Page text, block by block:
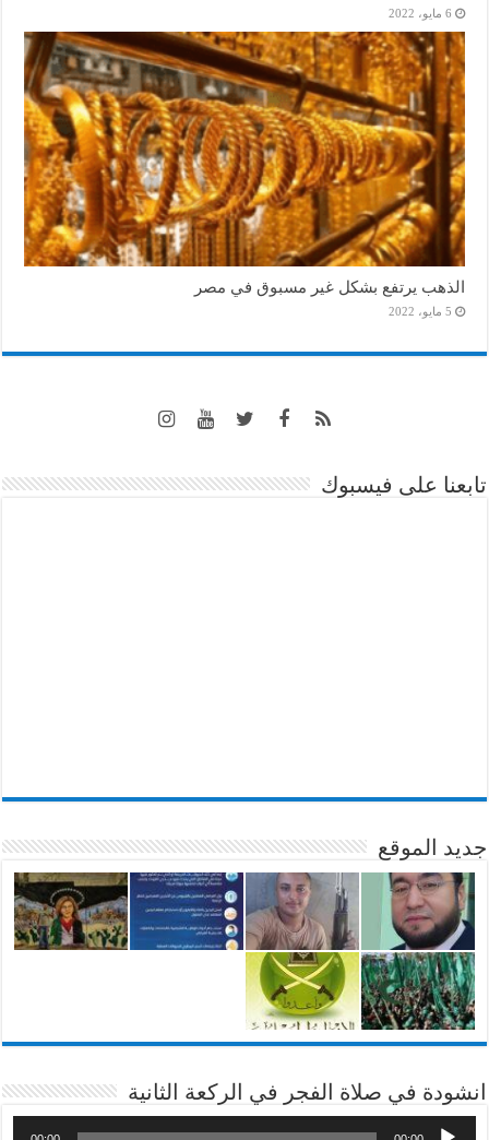
6 مايو، 2022
الذهب يرتفع بشكل غير مسبوق في مصر
5 مايو، 2022
تابعنا على فيسبوك
جديد الموقع
انشودة في صلاة الفجر في الركعة الثانية